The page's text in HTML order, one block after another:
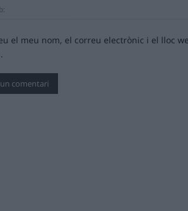
el meu nom, el correu electrònic i el lloc